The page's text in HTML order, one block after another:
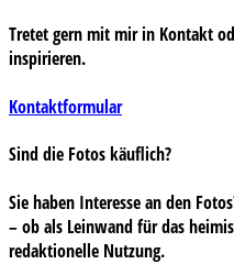
Tretet gern mit mir in Kontakt
inspirieren.
Kontaktformular
Sind die Fotos käuflich?
Sie haben Interesse an den
– ob als Leinwand für das
redaktionelle Nutzung.